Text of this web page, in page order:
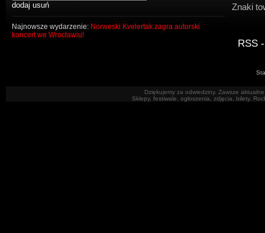
Najnowsze wydarzenie: Norweski Kvelertak zagra autorski
koncert we Wrocławiu!
Znaki
RSS
Dziękujemy za odwiedziny. Zawsze
Sklepy, festiwale, ogłoszenia, zdjęcia, bilety.